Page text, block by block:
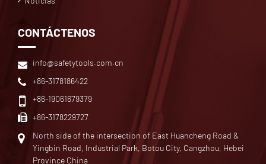
CONTÁCTENOS
info@safetytools.com.cn
+86-3178186422
+86-19061679379
+86-3178229727
North side of the intersection of East Huancheng Road &
Yingbin Road, Industrial Park, Botou City, Cangzhou, Hebei
Province China